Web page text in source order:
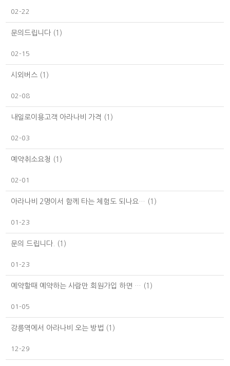
02-22
문의드립니다 (1)
02-15
시외버스 (1)
02-08
내일로이용고객 아라나비 가격 (1)
02-03
예약취소요청 (1)
02-01
아라나비 2명이서 함께 타는 체험도 되나요… (1)
01-23
문의 드립니다. (1)
01-23
예약할때 예약하는 사람만 회원가입 하면 … (1)
01-05
강릉역에서 아라나비 오는 방법 (1)
12-29